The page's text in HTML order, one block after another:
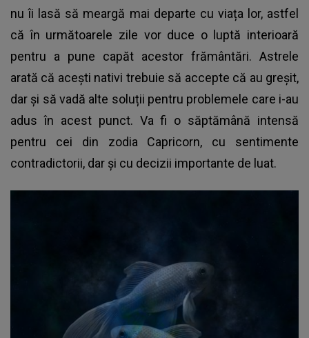
nu îi lasă să meargă mai departe cu viața lor, astfel
că în următoarele zile vor duce o luptă interioară
pentru a pune capăt acestor frământări. Astrele
arată că acești nativi trebuie să accepte că au greșit,
dar și să vadă alte soluții pentru problemele care i-au
adus în acest punct. Va fi o săptămână intensă
pentru cei din zodia Capricorn, cu sentimente
contradictorii, dar și cu decizii importante de luat.